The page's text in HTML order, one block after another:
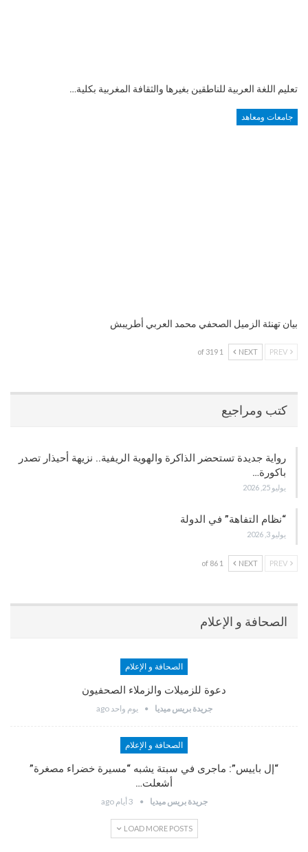
تعليم اللغة العربية للناطقين بغيرها والثقافة المغربية بكلية…
جامعات ومعاهد
بيان تهنئة الزميل الصحفي محمد العربي أطريبش
NEXT
1 of 319
كتب ومراجيع
رواية جديدة تستحضر الذاكرة والهوية الريفية.. نزيهة أحيذار تصدر
باكورة…
يوليو 25, 2026
“نظام التفاهة” في الدولة
يوليو 3, 2026
NEXT
1 of 86
الصحافة و الإعلام
الصحافة و الإعلام
دعوة للزميلات والزملاء الصحفيون
جريدة بريس ميديا يوم واحد ago
الصحافة و الإعلام
“إل باييس”: ماجرى في سبتة يشبه “مسيرة خضراء مصغرة”
أشعلت…
جريدة بريس ميديا 3 أيام ago
LOAD MORE POSTS